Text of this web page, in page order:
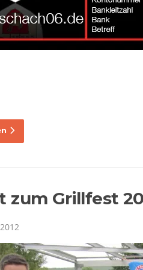
zum Grillfest